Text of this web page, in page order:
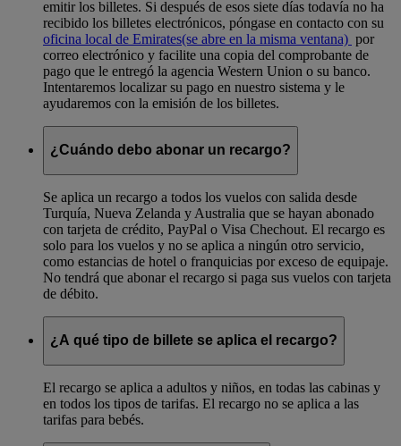
emitir los billetes. Si después de esos siete días todavía no ha
recibido los billetes electrónicos, póngase en contacto con su
oficina local de Emirates(se abre en la misma ventana) por
correo electrónico y facilite una copia del comprobante de
pago que le entregó la agencia Western Union o su banco.
Intentaremos localizar su pago en nuestro sistema y le
ayudaremos con la emisión de los billetes.
¿Cuándo debo abonar un recargo?
Se aplica un recargo a todos los vuelos con salida desde
Turquía, Nueva Zelanda y Australia que se hayan abonado
con tarjeta de crédito, PayPal o Visa Chechout. El recargo es
solo para los vuelos y no se aplica a ningún otro servicio,
como estancias de hotel o franquicias por exceso de equipaje.
No tendrá que abonar el recargo si paga sus vuelos con tarjeta
de débito.
¿A qué tipo de billete se aplica el recargo?
El recargo se aplica a adultos y niños, en todas las cabinas y
en todos los tipos de tarifas. El recargo no se aplica a las
tarifas para bebés.